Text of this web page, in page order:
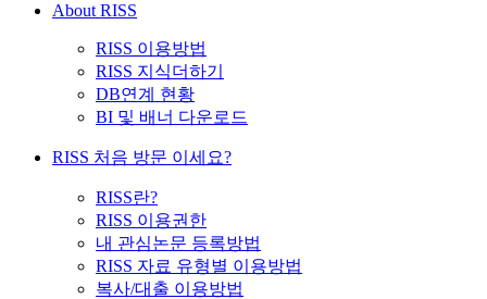
About RISS
RISS 이용방법
RISS 지식더하기
DB연계 현황
BI 및 배너 다운로드
RISS 처음 방문 이세요?
RISS란?
RISS 이용권한
내 관심논문 등록방법
RISS 자료 유형별 이용방법
복사/대출 이용방법